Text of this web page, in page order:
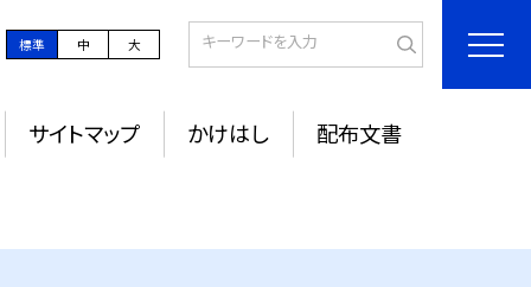
標準 中 大
サイトマップ かけはし 配布文書